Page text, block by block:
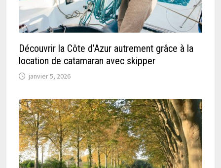
Découvrir la Côte d’Azur autrement grâce à la
location de catamaran avec skipper
janvier 5, 2026